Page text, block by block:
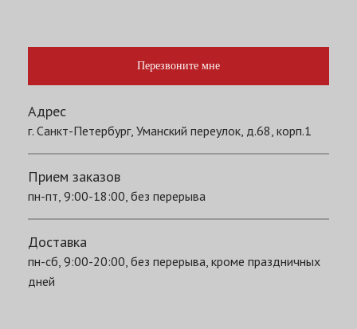
Перезвоните мне
Адрес
г. Санкт-Петербург, Уманский переулок, д.68, корп.1
Прием заказов
пн-пт, 9:00-18:00, без перерыва
Доставка
пн-сб, 9:00-20:00, без перерыва, кроме праздничных
дней